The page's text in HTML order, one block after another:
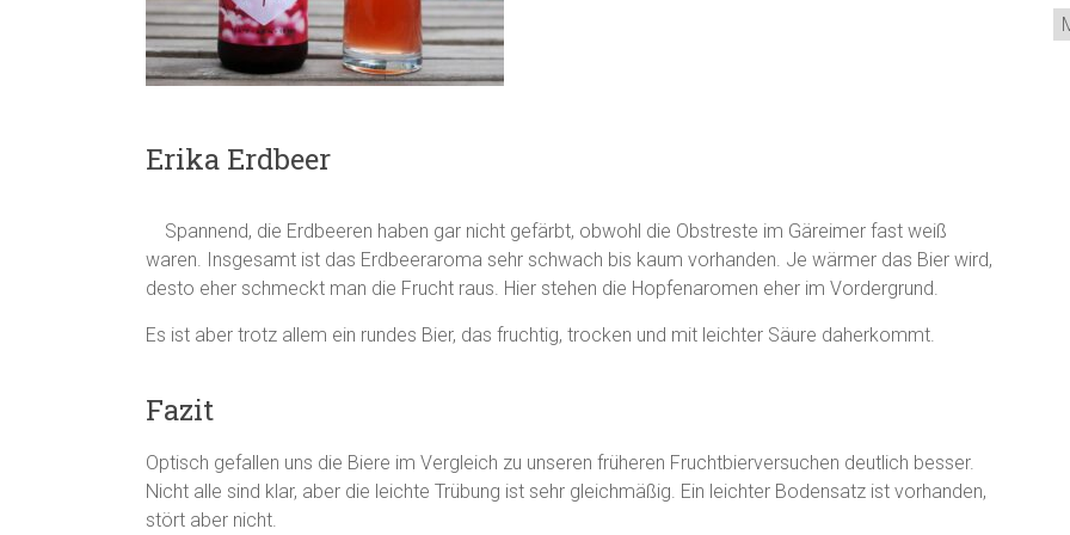
Erika Erdbeer
Spannend, die Erdbeeren haben gar nicht gefärbt, obwohl die Obstreste im Gäreimer fast weiß
waren. Insgesamt ist das Erdbeeraroma sehr schwach bis kaum vorhanden. Je wärmer das Bier wird,
desto eher schmeckt man die Frucht raus. Hier stehen die Hopfenaromen eher im Vordergrund.
Es ist aber trotz allem ein rundes Bier, das fruchtig, trocken und mit leichter Säure daherkommt.
Fazit
Optisch gefallen uns die Biere im Vergleich zu unseren früheren Fruchtbierversuchen deutlich besser.
Nicht alle sind klar, aber die leichte Trübung ist sehr gleichmäßig. Ein leichter Bodensatz ist vorhanden,
stört aber nicht.